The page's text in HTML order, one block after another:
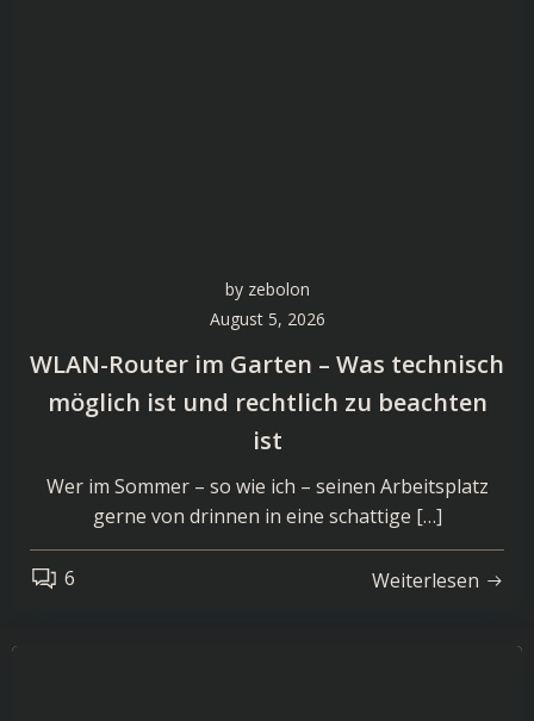
by zebolon
August 5, 2026
WLAN-Router im Garten – Was technisch
möglich ist und rechtlich zu beachten
ist
Wer im Sommer – so wie ich – seinen Arbeitsplatz
gerne von drinnen in eine schattige […]
6 Weiterlesen